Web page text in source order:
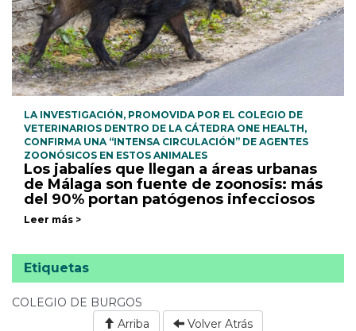
LA INVESTIGACIÓN, PROMOVIDA POR EL COLEGIO DE
VETERINARIOS DENTRO DE LA CÁTEDRA ONE HEALTH,
CONFIRMA UNA “INTENSA CIRCULACIÓN” DE AGENTES
ZOONÓSICOS EN ESTOS ANIMALES
Los jabalíes que llegan a áreas urbanas
de Málaga son fuente de zoonosis: más
del 90% portan patógenos infecciosos
Leer más >
Etiquetas
COLEGIO DE BURGOS
Arriba
Volver Atrás